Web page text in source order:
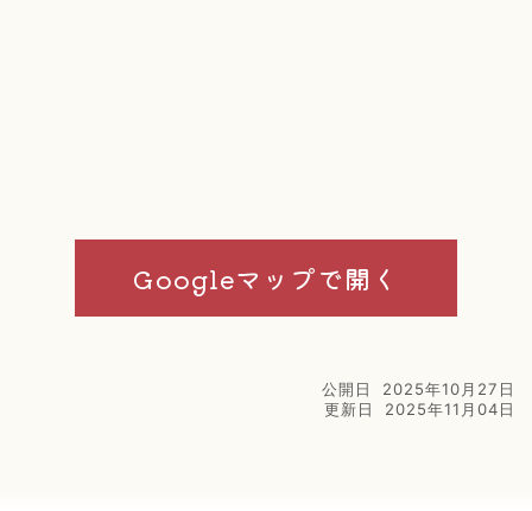
Googleマップで開く
公開日
2025年10月27日
更新日
2025年11月04日